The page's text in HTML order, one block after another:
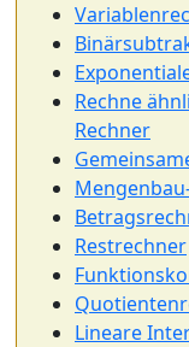
Rechne
Rechner
Restrechner
Lineare